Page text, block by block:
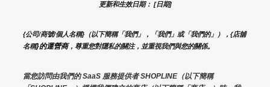
更新和生效日期： [日期]
{公司/商號/個人名稱}（以下簡稱「我們」，「我們」或「我們的」），{店舖
名稱}的運營商，尊重您對隱私的關注，並重視我們與您的關係。
當您訪問由我們的 SaaS 服務提供者 SHOPLINE（以下簡稱